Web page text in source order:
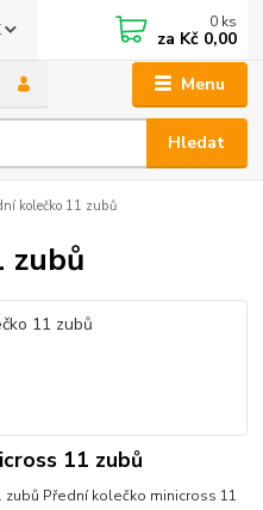
Menu
Hledat
0 ks
za Kč 0,00
kolečko 11 zubů
zubů
11 zubů
Přední kolečko minicross 11